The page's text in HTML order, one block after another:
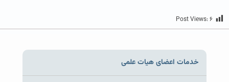
Post Views:۶
خدمات اعضای هیات علمی